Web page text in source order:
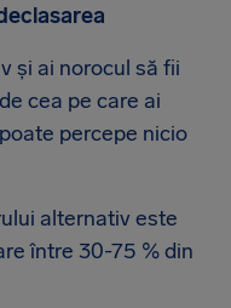
și ai norocul să fii
cea pe care ai
percepe nicio
alternativ este
între 30-75 % din